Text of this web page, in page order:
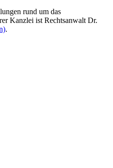
rund um das
Kanzlei ist Rechtsanwalt Dr.
.